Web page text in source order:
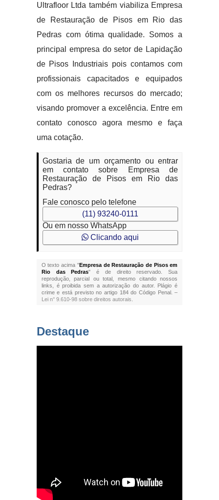
Ultrafloor Ltda também viabiliza Empresa
de Restauração de Pisos em Rio das
Pedras com ótima qualidade. Somos a
principal empresa do setor de Lapidação
de Pisos Industriais pois contamos com
profissionais capacitados e equipados
com os melhores recursos do mercado;
visando promover a excelência. Entre em
contato conosco agora mesmo e faça
uma cotação.
Gostaria de um orçamento ou entrar
em contato sobre Empresa de
Restauração de Pisos em Rio das
Pedras?
Fale conosco pelo telefone
(11) 93240-0111
Ou em nosso WhatsApp
Clicando aqui
O texto acima "Empresa de Restauração de Pisos em
Rio das Pedras" é de direito reservado. Sua
reprodução, parcial ou total, mesmo citando nossos
links, é proibida sem a autorização do autor. Plágio é
crime e está previsto no artigo 184 do Código Penal. –
Lei n° 9.610-98 sobre direitos autorais
Destaque